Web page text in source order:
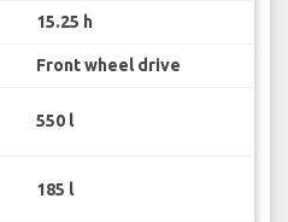
15.25 h
Front wheel drive
550 l
185 l